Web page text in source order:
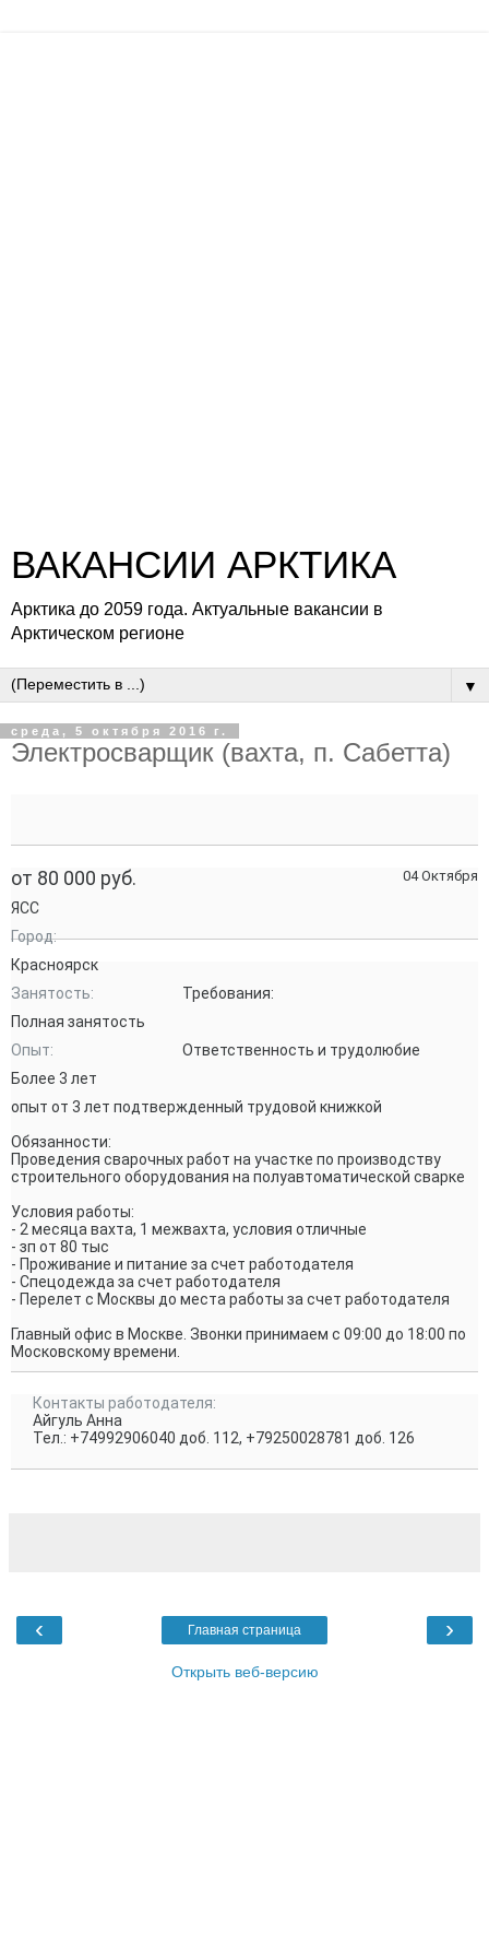
ВАКАНСИИ АРКТИКА
Арктика до 2059 года. Актуальные вакансии в
Арктическом регионе
▼
среда, 5 октября 2016 г.
Электросварщик (вахта, п. Сабетта)
04 Октября
от 80 000 руб.
ЯСС
Город:
Красноярск
Занятость:
Полная занятость
Опыт:
Более 3 лет
Требования:
Ответственность и трудолюбие
опыт от 3 лет подтвержденный трудовой книжкой
Обязанности:
Проведения сварочных работ на участке по производству
строительного оборудования на полуавтоматической сварке
Условия работы:
- 2 месяца вахта, 1 межвахта, условия отличные
- зп от 80 тыс
- Проживание и питание за счет работодателя
- Спецодежда за счет работодателя
- Перелет с Москвы до места работы за счет работодателя
Главный офис в Москве. Звонки принимаем с 09:00 до 18:00 по
Московскому времени.
Контакты работодателя:
Айгуль Анна
Тел.: +74992906040 доб. 112, +79250028781 доб. 126
‹ ›
Главная страница
Открыть веб-версию